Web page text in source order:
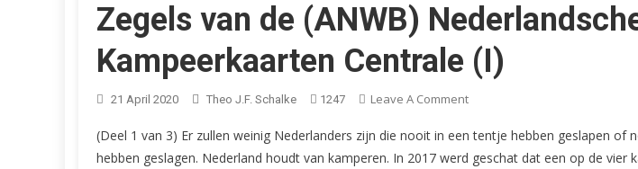
Zegels van de (ANWB)
Kampeerkaarten Centrale (I)
21 April 2020 Theo J.F. Schalke 1247 Leave A CommentOn
Van
De
(Deel 1 van 3) Er zullen weinig Nederlanders zijn die nooit in een tentje hebben geslapen of
hebben geslagen. Nederland houdt van kamperen. In 2017 werd geschat dat een op de vier